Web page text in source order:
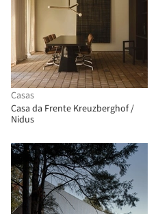
Casas
Casa da Frente Kreuzberghof /
Nidus